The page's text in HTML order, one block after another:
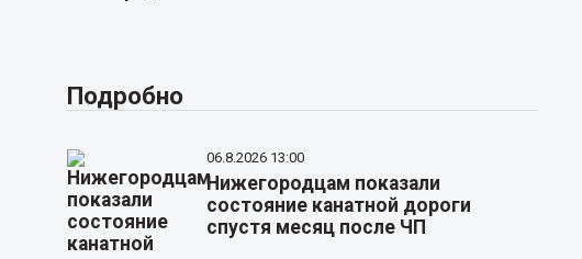
Подробно
06.8.2026 13:00
Нижегородцам показали
состояние канатной дороги
спустя месяц после ЧП